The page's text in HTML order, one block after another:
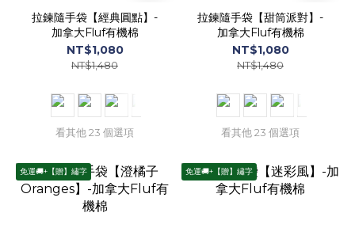
拉鍊隨手袋【經典圓點】-
加拿大Fluf有機棉
NT$1,080
NT$1,480
看其他 23 個選項
拉鍊隨手袋【甜筒派對】-
加拿大Fluf有機棉
NT$1,080
NT$1,480
看其他 23 個選項
免運🚚+【贈】繡字 免運🚚+【贈】繡字